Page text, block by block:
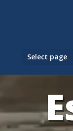
Select page